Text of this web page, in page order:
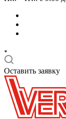
Оставить заявку